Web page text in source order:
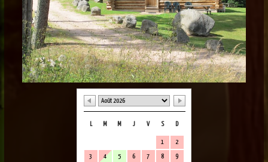
L M M J V S D
1 2
3 4 5 6 7 8 9